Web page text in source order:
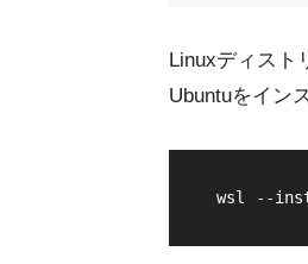
Linuxディスト
Ubuntuをイン